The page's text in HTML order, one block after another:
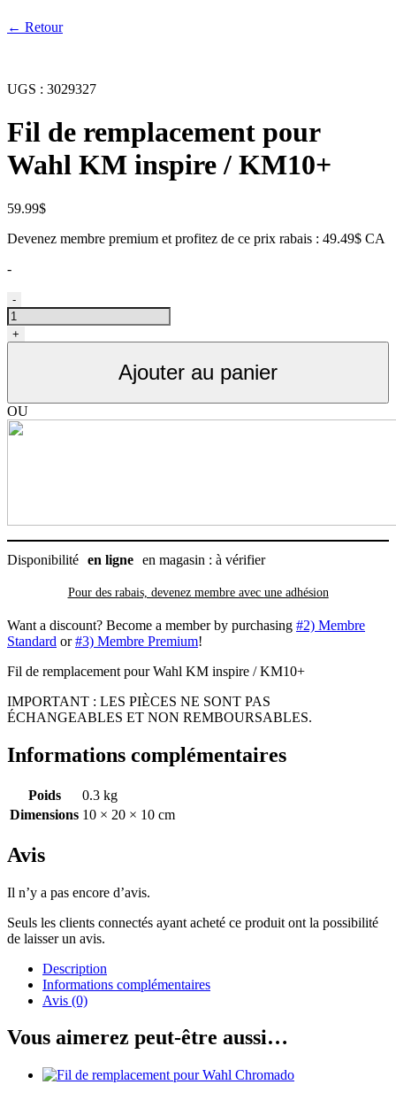
← Retour
UGS : 3029327
Fil de remplacement pour
Wahl KM inspire / KM10+
59.99$
Devenez membre premium et profitez de ce prix rabais : 49.49$ CA
-
quantité
de
Fil
de
KM5
/
-
+
Ajouter au panier
OU
Disponibilité en ligne en magasin : à vérifier
Pour des rabais, devenez membre avec une adhésion
Want a discount? Become a member by purchasing #2) Membre
Standard or#3) Membre Premium!
Fil de remplacement pour Wahl KM inspire / KM10+
IMPORTANT : LES PIÈCES NE SONT PAS
ÉCHANGEABLES ET NON REMBOURSABLES.
Informations complémentaires
Poids
0.3 kg
Dimensions 10 × 20 × 10 cm
Avis
Il n’y a pas encore d’avis.
Seuls les clients connectés ayant acheté ce produit ont la possibilité
de laisser un avis.
Description
Informations complémentaires
Avis (0)
Vous aimerez peut-être aussi…